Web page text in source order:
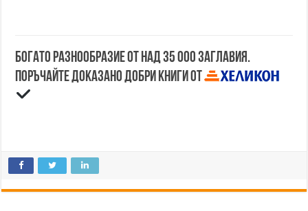
Богато разнообразие от над 35 000 заглавия.
Поръчайте доказано добри книги от